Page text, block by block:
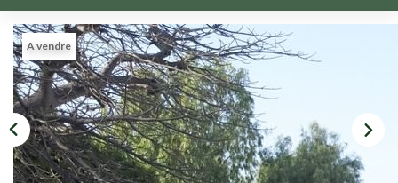
CONTACT
EN
A vendre